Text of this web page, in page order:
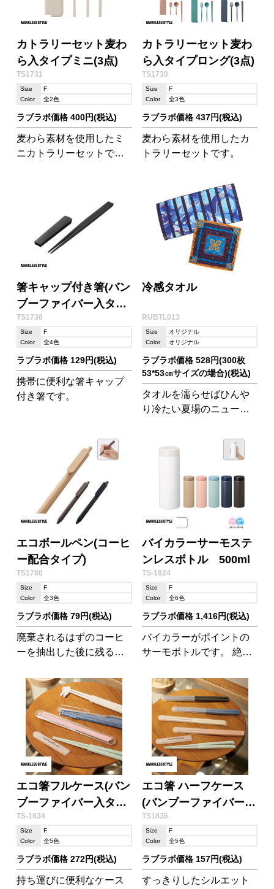
カトラリーセット麦わ
ら入タイプミニ(3点)
TS1731
Size
F
Color
全2色
ラブラボ価格 400円(税込)
麦わら素材を使用したミ
ニカトラリーセットで
カトラリーセット麦わ
ら入タイプロング(3点)
TS1730
Size
F
Color
全3色
ラブラボ価格 437円(税込)
麦わら素材を使用したカ
トラリーセットです。
箸キャップ付き箸(バン
ブーファイバー入タイ
プ)
TS1738
Size
F
Color
全4色
ラブラボ価格 129円(税込)
携帯に便利な箸キャップ
付き箸です。
冷感タオル
RUBTL013
Size
オリジナル
Color
オリジナル
ラブラボ価格 528円(300枚
53*53㎝サイズの場合)(税込)
タオルを濡らせばひんや
り冷たい夏場のニューフ
な冷感糸を使用している
ため、水でタオルを濡ら
冷たく感じる事が出来ま
エコボールペン(コーヒ
ー配合タイプ)
TS1780
Size
F
Color
全3色
ラブラボ価格 79円(税込)
廃棄されるはずのコーヒ
ーを抽出した後に残る豆
している環境に優しいボ
ールペンです。
バイカラーサーモステ
ンレスボトル 500ml
TS-1824
Size
F
Color
全6色
ラブラボ価格 1,416円(税込)
バイカラーがポイントの
サーモボトルです。 絶妙
張しすぎず、名入れをし
ても自然になじむ色合い
です。
エコ箸フルケース(バン
ブーファイバー入タイ
プ)
TS-1834
Size
F
Color
全5色
ラブラボ価格 272円(税込)
持ち運びに便利なケース
エコ箸 ハーフケース
(バンブーファイバー入
タイプ)
TS1836
Size
F
Color
全5色
ラブラボ価格 157円(税込)
すっきりしたシルエット